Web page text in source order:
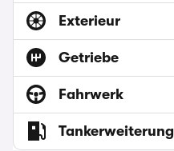
Exterieur
Getriebe
Fahrwerk
Tankerweiterung